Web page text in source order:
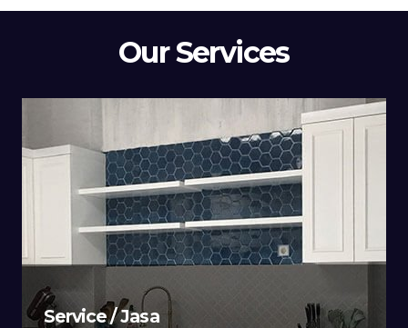
Our Services
Service / Jasa